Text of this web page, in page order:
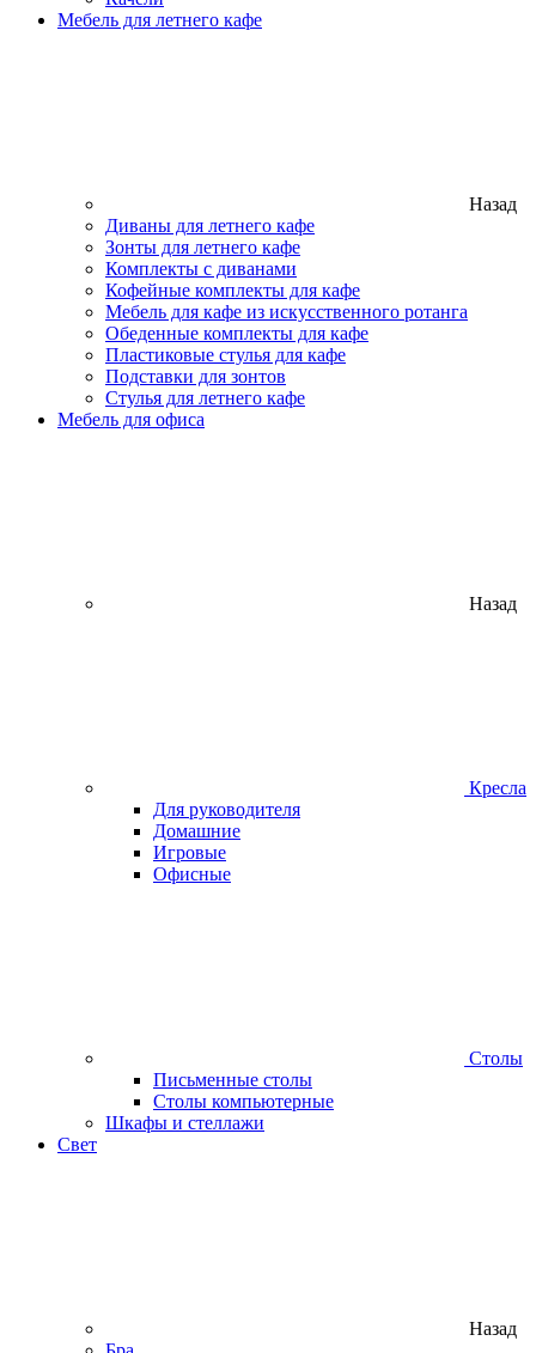
Мебель для летнего кафе
Назад
Диваны для летнего кафе
Зонты для летнего кафе
Комплекты с диванами
Кофейные комплекты для кафе
Мебель для кафе из искусственного ротанга
Обеденные комплекты для кафе
Пластиковые стулья для кафе
Подставки для зонтов
Стулья для летнего кафе
Мебель для офиса
Назад
Кресла
Для руководителя
Домашние
Игровые
Офисные
Столы
Письменные столы
Столы компьютерные
Шкафы и стеллажи
Свет
Назад